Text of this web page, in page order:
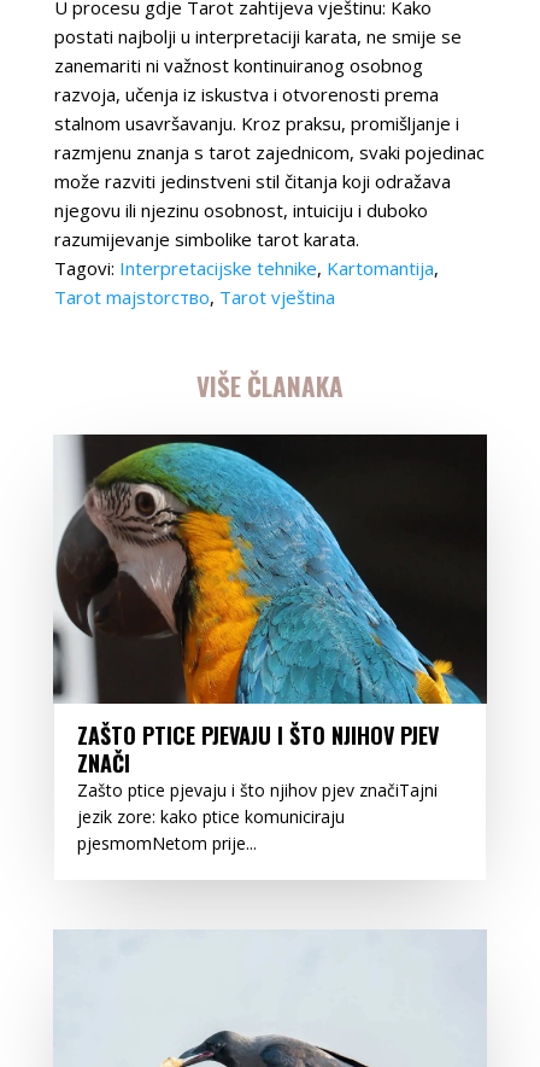
U procesu gdje Tarot zahtijeva vještinu: Kako
postati najbolji u interpretaciji karata, ne smije se
zanemariti ni važnost kontinuiranog osobnog
razvoja, učenja iz iskustva i otvorenosti prema
stalnom usavršavanju. Kroz praksu, promišljanje i
razmjenu znanja s tarot zajednicom, svaki pojedinac
može razviti jedinstveni stil čitanja koji odražava
njegovu ili njezinu osobnost, intuiciju i duboko
razumijevanje simbolike tarot karata.
Tagovi: Interpretacijske tehnike, Kartomantija,
Tarot majstorство, Tarot vještina
VIŠE ČLANAKA
ZAŠTO PTICE PJEVAJU I ŠTO NJIHOV PJEV
ZNAČI
Zašto ptice pjevaju i što njihov pjev značiTajni
jezik zore: kako ptice komuniciraju
pjesmomNetom prije...